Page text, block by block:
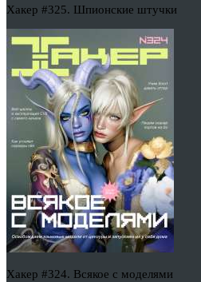
Хакер #325. Шпионские штучки
Хакер #324. Всякое с моделями